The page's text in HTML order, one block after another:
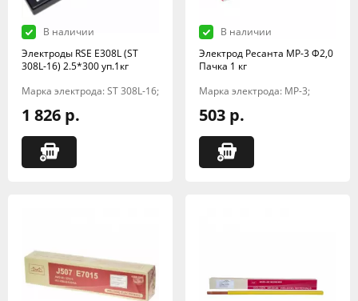
В наличии
Электроды RSE Е308L (ST
308L-16) 2.5*300 уп.1кг
Марка электрода: ST 308L-16;
1 826 р.
В наличии
Электрод Ресанта МР-3 Ф2,0
Пачка 1 кг
Марка электрода: МР-3;
503 р.